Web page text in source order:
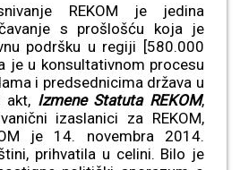
REKOM je jedina
s prošlošću koja je
podršku u regiji [580.000
je u konsultativnom procesu
i predsednicima država u
akt, Izmene Statuta REKOM,
izaslanici za REKOM,
je 14. novembra 2014.
prihvatila u celini. Bilo je